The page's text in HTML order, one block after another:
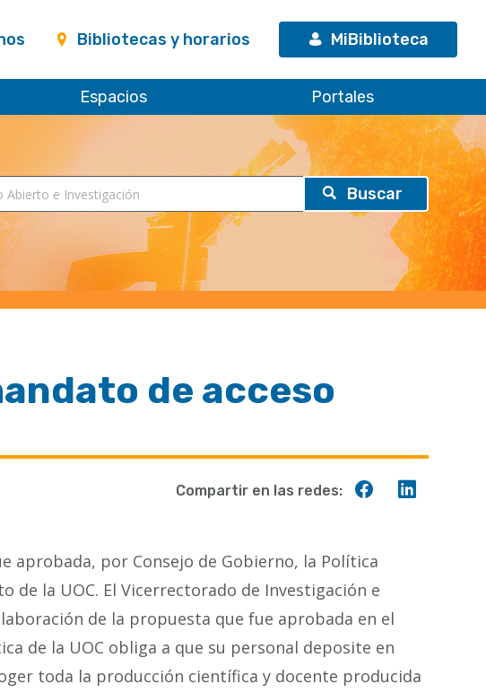
Bibliotecas y horarios MiBiblioteca
Espacios Portales
de acceso
Compartir
Compartir en las redes:
aprobada, por Consejo de Gobierno, la Política
de la UOC. El Vicerrectorado de Investigación e
de la propuesta que fue aprobada en el
de la UOC obliga a que su personal deposite en
toda la producción científica y docente producida